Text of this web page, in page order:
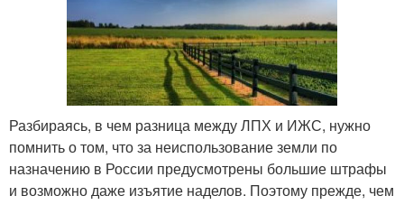
Разбираясь, в чем разница между ЛПХ и ИЖС, нужно
помнить о том, что за неиспользование земли по
назначению в России предусмотрены большие штрафы
и возможно даже изъятие наделов. Поэтому прежде, чем